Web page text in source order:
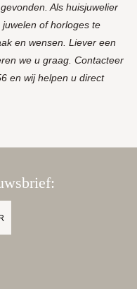
Als huisjuwelier
of horloges te
en wensen. Liever een
we u graag. Contacteer
en wij helpen u direct